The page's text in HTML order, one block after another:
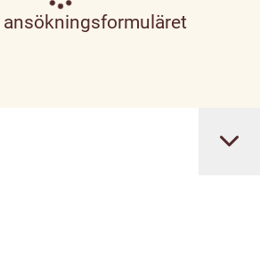
ansökningsformuläret